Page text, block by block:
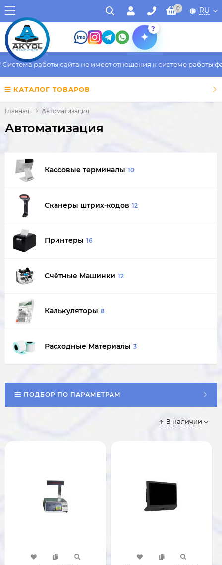
0 RU
?
работы сайта не имеет отношения к системе работы
КАТАЛОГ ТОВАРОВ
Главная Автоматизация
Автоматизация
Кассовые терминалы 10
Сканеры штрих-кодов 12
Принтеры 16
Счётные Машинки 12
Калькуляторы 8
Расходные Материалы 3
ПОДБОР ПО ПАРАМЕТРАМ
В наличии